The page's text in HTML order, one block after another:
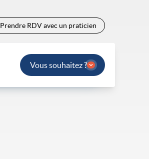
Prendre RDV avec un praticien
Vous souhaitez ?